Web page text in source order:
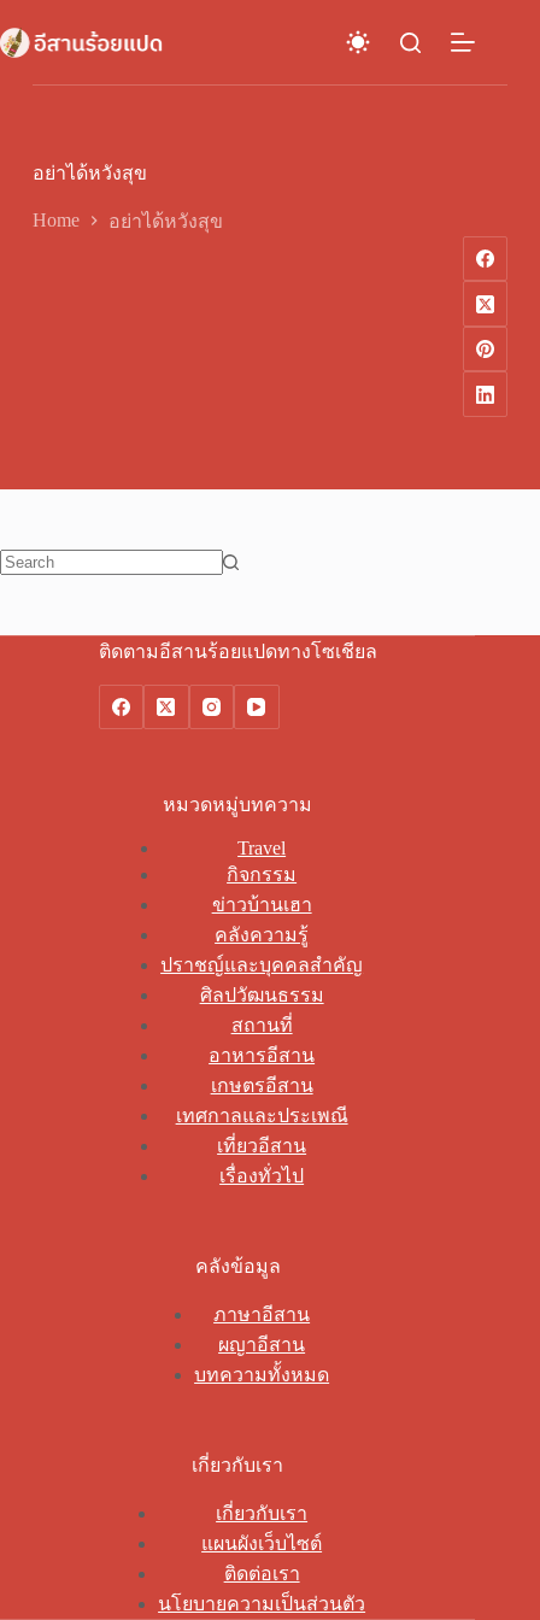
to
content
อย่าได้หวังสุข
Home อย่าได้หวังสุข
ติดตามอีสานร้อยแปดทางโซเชียล
หมวดหมู่บทความ
Travel
กิจกรรม
ข่าวบ้านเฮา
คลังความรู้
ปราชญ์และบุคคลสำคัญ
ศิลปวัฒนธรรม
สถานที่
อาหารอีสาน
เกษตรอีสาน
เทศกาลและประเพณี
เที่ยวอีสาน
เรื่องทั่วไป
คลังข้อมูล
ภาษาอีสาน
ผญาอีสาน
บทความทั้งหมด
เกี่ยวกับเรา
เกี่ยวกับเรา
แผนผังเว็บไซต์
ติดต่อเรา
นโยบายความเป็นส่วนตัว